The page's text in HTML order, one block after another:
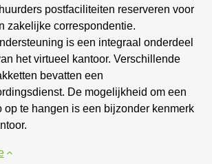
postfaciliteiten reserveren voor
zakelijke correspondentie.
is een integraal onderdeel
het virtueel kantoor. Verschillende
bevatten een
De mogelijkheid om een
op te hangen is een bijzonder kenmerk